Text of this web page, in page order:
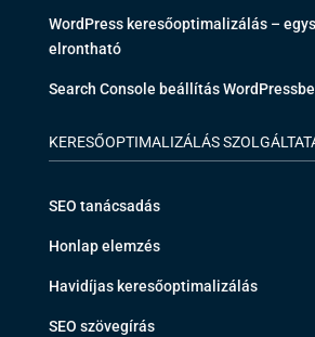
WordPress keresőoptimalizálás –
elrontható
Search Console beállítás
KERESŐOPTIMALIZÁLÁS
SEO tanácsadás
Honlap elemzés
Havidíjas keresőoptimalizálás
SEO szövegírás